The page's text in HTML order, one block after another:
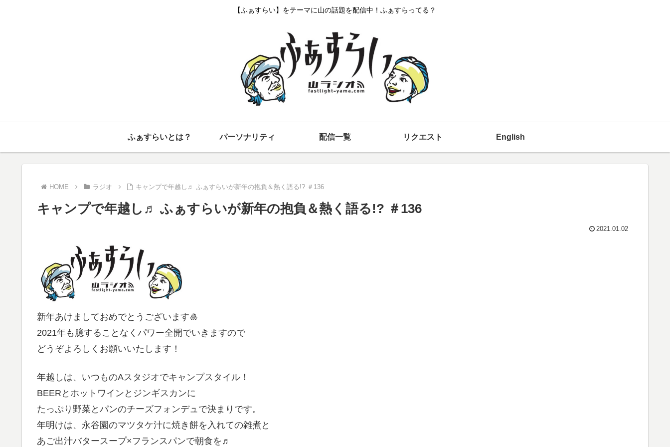
【ふぁすらい】をテーマに山の話題を配信中！ふぁすらってる？
ふぁすらいとは？ パーソナリティ 配信一覧 リクエスト English
HOME ラジオ キャンプで年越し♬ ふぁすらいが新年の抱負＆熱く語る!? ＃136
キャンプで年越し♬ ふぁすらいが新年の抱負＆熱く語る!? ＃136
2021.01.02
新年あけましておめでとうございます🎍
2021年も臆することなくパワー全開でいきますので
どうぞよろしくお願いいたします！
年越しは、いつものAスタジオでキャンプスタイル！
BEERとホットワインとジンギスカンに
たっぷり野菜とパンのチーズフォンデュで決まりです。
年明けは、永谷園のマツタケ汁に焼き餅を入れての雑煮と
あご出汁バタースープ×フランスパンで朝食を♬